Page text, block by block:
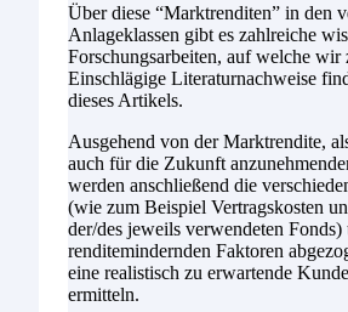
Über diese “Marktrenditen” in den
Anlageklassen gibt es zahlreiche
Forschungsarbeiten, auf welche wir
Einschlägige Literaturnachweise
dieses Artikels.
Ausgehend von der Marktrendite,
auch für die Zukunft
werden anschließend die
(wie zum Beispiel Vertragskosten
der/des jeweils verwendeten
renditemindernden Faktoren
eine realistisch zu erwartende
ermitteln.